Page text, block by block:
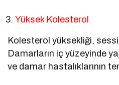
Yüksek Kolesterol
Kolesterol yüksekliği,
Damarların iç yüzeyinde
ve damar hastalıklarının